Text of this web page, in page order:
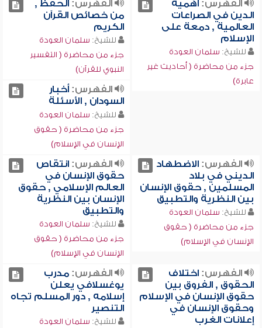
الفهرس: أهمية
الدين في الصراعات
العالمية , دمعة على
الإسلام
للشيخ: سلمان العودة
جزء من محاضرة ( أحاديث غير
عابرة)
الفهرس: الحفظ ,
من خصائص القرآن
الكريم
للشيخ: سلمان العودة
جزء من محاضرة ( التفسير
النبوي للقرآن)
الفهرس:أخبار
السودان , الأسئلة
للشيخ: سلمان العودة
جزء من محاضرة ( حقوق
الإنسان في الإسلام)
الفهرس:الاضطهاد
الديني في بلاد
المسلمين , حقوق الإنسان
بين النظرية والتطبيق
للشيخ: سلمان العودة
جزء من محاضرة ( حقوق
الإنسان في الإسلام)
الفهرس:انتقاص
حقوق الإنسان في
العالم الإسلامي , حقوق
الإنسان بين النظرية
والتطبيق
للشيخ: سلمان العودة
جزء من محاضرة ( حقوق
الإنسان في الإسلام)
الفهرس:اختلاف
الحقوق , الفروق بين
حقوق الإنسان في الإسلام
وحقوق الإنسان في
إعلانات الغرب
الفهرس:مدرب
يوغسلافي يعلن
إسلامه , دور المسلم تجاه
التنصير
للشيخ: سلمان العودة